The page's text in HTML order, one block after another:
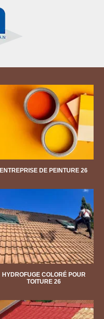
ENTREPRISE DE PEINTURE 26
HYDROFUGE COLORÉ POUR
TOITURE 26